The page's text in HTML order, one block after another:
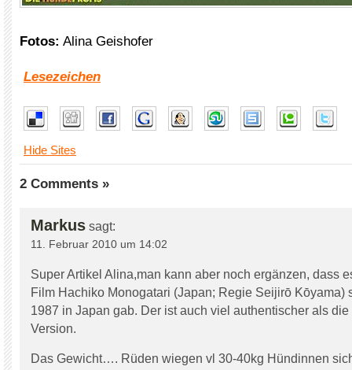
Fotos: Alina Geishofer
Lesezeichen
Hide Sites
2 Comments »
Markus sagt:
11. Februar 2010 um 14:02
Super Artikel Alina,man kann aber noch ergänzen, dass
Film Hachiko Monogatari (Japan; Regie Seijirō Kōyama)
1987 in Japan gab. Der ist auch viel authentischer als
Version.
Das Gewicht…. Rüden wiegen vl 30-40kg Hündinnen